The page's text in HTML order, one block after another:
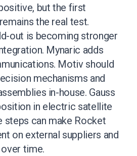
but the first
the real test.
out is becoming stronger
Mynaric adds
Motiv should
mechanisms and
in-house. Gauss
in electric satellite
steps can make Rocket
on external suppliers and
time.